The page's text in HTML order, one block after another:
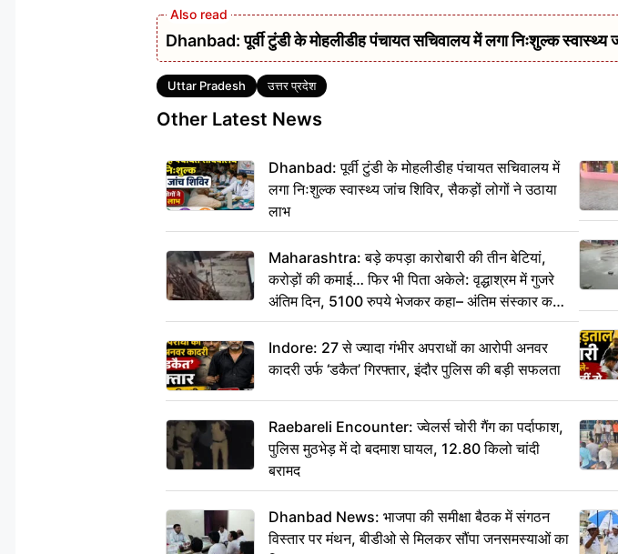
Dhanbad: पूर्वी टुंडी के मोहलीडीह पंचायत सचिवालय में लगा निःशुल्क स्वास्थ्य
Tags
Uttar Pradesh उत्तर प्रदेश
Other Latest News
Dhanbad: पूर्वी टुंडी के मोहलीडीह पंचायत सचिवालय में
लगा निःशुल्क स्वास्थ्य जांच शिविर, सैकड़ों लोगों ने उठाया
लाभ
Maharashtra: बड़े कपड़ा कारोबारी की तीन बेटियां,
करोड़ों की कमाई… फिर भी पिता अकेले: वृद्धाश्रम में गुजरे
अंतिम दिन, 5100 रुपये भेजकर कहा– अंतिम संस्कार कर
दीजिए हम नहीं आ पाएंगे
Indore: 27 से ज्यादा गंभीर अपराधों का आरोपी अनवर
कादरी उर्फ ‘डकैत’ गिरफ्तार, इंदौर पुलिस की बड़ी सफलता
Raebareli Encounter: ज्वेलर्स चोरी गैंग का पर्दाफाश,
पुलिस मुठभेड़ में दो बदमाश घायल, 12.80 किलो चांदी
बरामद
Dhanbad News: भाजपा की समीक्षा बैठक में संगठन
विस्तार पर मंथन, बीडीओ से मिलकर सौंपा जनसमस्याओं का